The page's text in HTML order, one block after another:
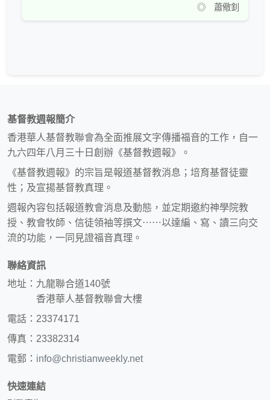
◎ 蕭儆釗
基督教週報簡介
香港華人基督教聯會為全面推展文字傳播福音的工作，自一
九六四年八月三十日創辦《基督教週報》。
《基督教週報》的宗旨是報道基督教消息；培育基督徒靈
性；及宣揚基督教真理。
週報內容包括報道教會消息及動態，並定期邀約神學院教
授、教會牧師、信徒領袖等撰文⋯⋯以達編、寫、讀三向交
流的功能，一同見證福音真理。
聯絡資訊
地址：九龍聯合道140號
香港華人基督教聯會大樓
電話：23374171
傳真：23382314
電郵： info@christianweekly.net
快速連結